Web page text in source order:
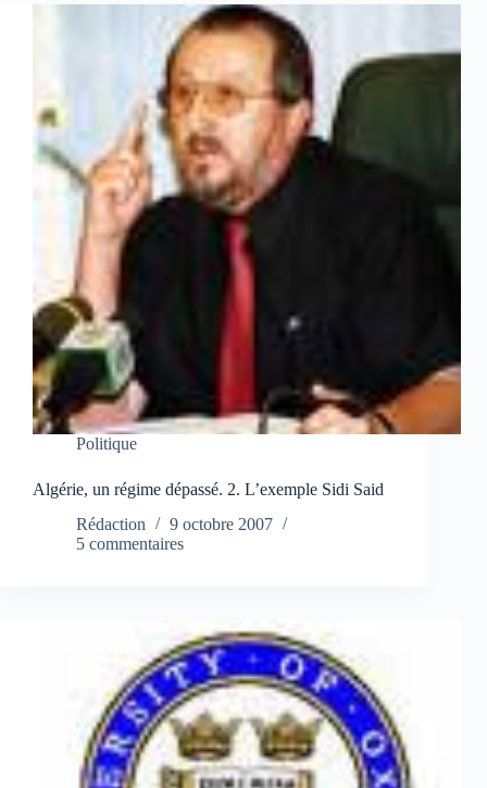
Politique
Algérie, un régime dépassé. 2. L’exemple Sidi Said
Rédaction
9 octobre 2007
5 commentaires